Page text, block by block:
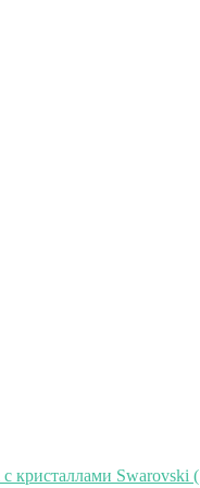
кристаллами Swarovski